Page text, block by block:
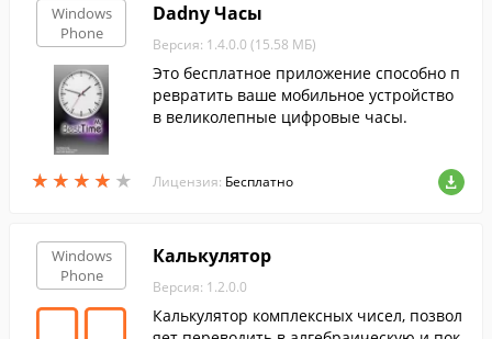
Windows
Phone
★ ★ ★ ★ ★
★ ★ ★ ★ ★
Dadny Часы
Версия: 1.4.0.0 (15.58 МБ)
Это бесплатное приложение способно п
ревратить ваше мобильное устройство
в великолепные цифровые часы.
Лицензия: Бесплатно
Windows
Phone
Калькулятор
Версия: 1.2.0.0
Калькулятор комплексных чисел, позвол